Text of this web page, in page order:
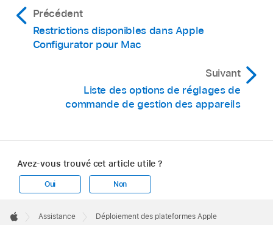
Précédent
Restrictions disponibles dans Apple
Configurator pour Mac
Suivant
Liste des options de réglages de
commande de gestion des appareils
Avez-vous trouvé cet article utile ?
Oui Non
Footer

Assistance Déploiement des plateformes Apple